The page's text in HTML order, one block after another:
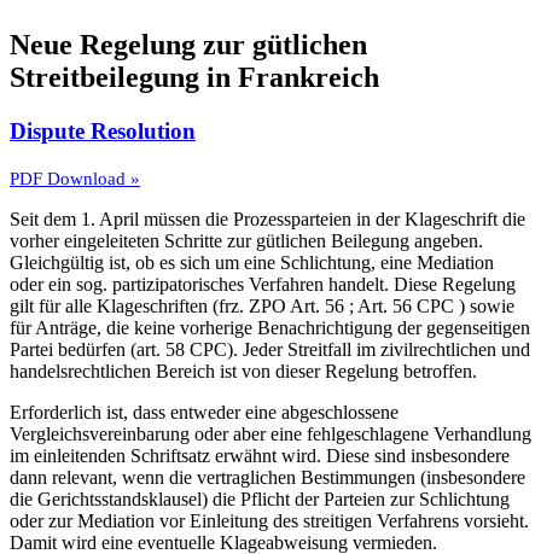
Neue Regelung zur gütlichen
Streitbeilegung in Frankreich
Dispute Resolution
PDF Download »
Seit dem 1. April müssen die Prozessparteien in der Klageschrift die
vorher eingeleiteten Schritte zur gütlichen Beilegung angeben.
Gleichgültig ist, ob es sich um eine Schlichtung, eine Mediation
oder ein sog. partizipatorisches Verfahren handelt. Diese Regelung
gilt für alle Klageschriften (frz. ZPO Art. 56 ; Art. 56 CPC ) sowie
für Anträge, die keine vorherige Benachrichtigung der gegenseitigen
Partei bedürfen (art. 58 CPC). Jeder Streitfall im zivilrechtlichen und
handelsrechtlichen Bereich ist von dieser Regelung betroffen.
Erforderlich ist, dass entweder eine abgeschlossene
Vergleichsvereinbarung oder aber eine fehlgeschlagene Verhandlung
im einleitenden Schriftsatz erwähnt wird. Diese sind insbesondere
dann relevant, wenn die vertraglichen Bestimmungen (insbesondere
die Gerichtsstandsklausel) die Pflicht der Parteien zur Schlichtung
oder zur Mediation vor Einleitung des streitigen Verfahrens vorsieht.
Damit wird eine eventuelle Klageabweisung vermieden.